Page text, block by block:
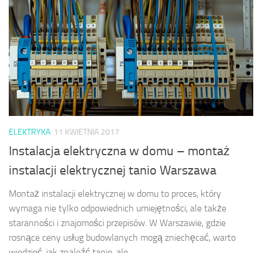
ELEKTRYKA 11 KWIETNIA 2017
Instalacja elektryczna w domu – montaż
instalacji elektrycznej tanio Warszawa
Montaż instalacji elektrycznej w domu to proces, który
wymaga nie tylko odpowiednich umiejętności, ale także
staranności i znajomości przepisów. W Warszawie, gdzie
rosnące ceny usług budowlanych mogą zniechęcać, warto